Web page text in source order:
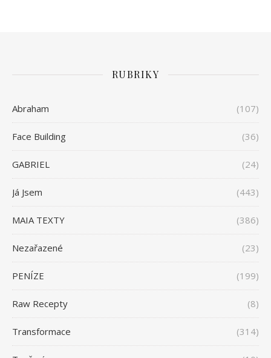
RUBRIKY
Abraham (107)
Face Building (36)
GABRIEL (24)
Já Jsem (443)
MAIA TEXTY (386)
Nezařazené (23)
PENÍZE (199)
Raw Recepty (8)
Transformace (314)